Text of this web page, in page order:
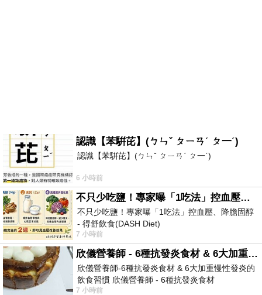
認識【苯騈芘】(ㄅㄣˇ ㄆㄧㄢˊ ㄆ一ˊ)
認識【苯騈芘】(ㄅㄣˇ ㄆㄧㄢˊ ㄆ一ˊ)
6 小時前
不只少吃鹽！專家曝「1吃法」控血壓、降膽固醇 - 得舒飲食(DASH Diet)
不只少吃鹽！專家曝「1吃法」控血壓、降膽固醇
- 得舒飲食(DASH Diet)
https://www.facebook.com/dietitiansophia/posts/
7 小時前
欣儀營養師 - 6種抗發炎食材 & 6大加重慢性發炎的飲食習慣
欣儀營養師-6種抗發炎食材 & 6大加重慢性發炎的
飲食習慣 欣儀營養師 - 6種抗發炎食材
https://www.facebook.com/photo/?fbid=147
7 小時前